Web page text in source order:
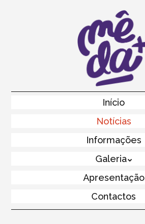
Menu
Início
Notícias
Informações
Galeria
Apresentação
Contactos